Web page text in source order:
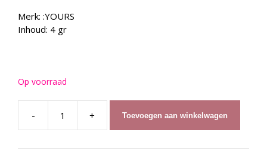
Merk: :YOURS
Inhoud: 4 gr
Op voorraad
-
:YOURS
ECO
Glitter
+ Toevoegen aan winkelwagen